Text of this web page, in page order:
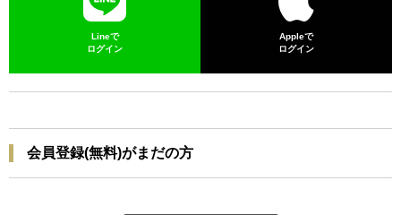
Lineで
ログイン
Appleで
ログイン
会員登録(無料)がまだの方